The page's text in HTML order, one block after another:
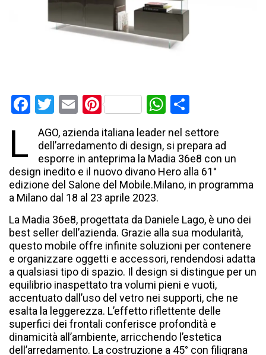
Facebook
Twitter
EmailPinterestWhatsApp
L
AGO, azienda italiana leader nel settore
dell’arredamento di design, si prepara ad
esporre in anteprima la Madia 36e8 con un
design inedito e il nuovo divano Hero alla 61°
edizione del Salone del Mobile.Milano, in programma
a Milano dal 18 al 23 aprile 2023.
La Madia 36e8, progettata da Daniele Lago, è uno dei
best seller dell’azienda. Grazie alla sua modularità,
questo mobile offre infinite soluzioni per contenere
e organizzare oggetti e accessori, rendendosi adatta
a qualsiasi tipo di spazio. Il design si distingue per un
equilibrio inaspettato tra volumi pieni e vuoti,
accentuato dall’uso del vetro nei supporti, che ne
esalta la leggerezza. L’effetto riflettente delle
superfici dei frontali conferisce profondità e
dinamicità all’ambiente, arricchendo l’estetica
dell’arredamento. La costruzione a 45° con filigrana